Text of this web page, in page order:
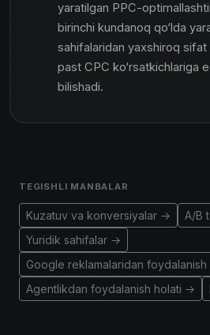
yaratilgan PPC-
birinchi kundanoq qo‘lda
sahifalaridan yaxshiroq sifat
past CPC ko‘rsatkichlariga
bilishadi.
TEGISHLI MANBALAR
Kuzatuv va konversiyalar →
A/B
Yuridik sahifalar →
Google reklamalaridan
Agentlikdan foydalanish holati →